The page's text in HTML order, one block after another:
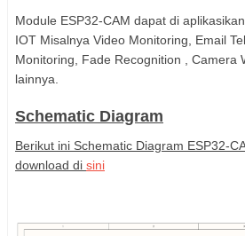
Module ESP32-CAM dapat di
IOT Misalnya Video Monitoring, Email
Monitoring, Fade Recognition , Camera
lainnya.
Schematic Diagram
Berikut ini Schematic Diagram ESP32-
download di sini